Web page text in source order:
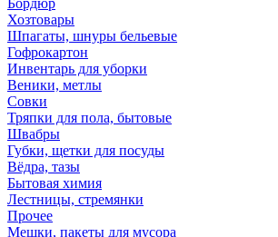
Бордюр
Хозтовары
Шпагаты, шнуры бельевые
Гофрокартон
Инвентарь для уборки
Веники, метлы
Совки
Тряпки для пола, бытовые
Швабры
Губки, щетки для посуды
Вёдра, тазы
Бытовая химия
Лестницы, стремянки
Прочее
Мешки, пакеты для мусора